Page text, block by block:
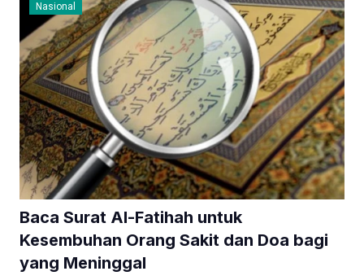
Nasional
Baca Surat Al-Fatihah untuk
Kesembuhan Orang Sakit dan Doa bagi
yang Meninggal